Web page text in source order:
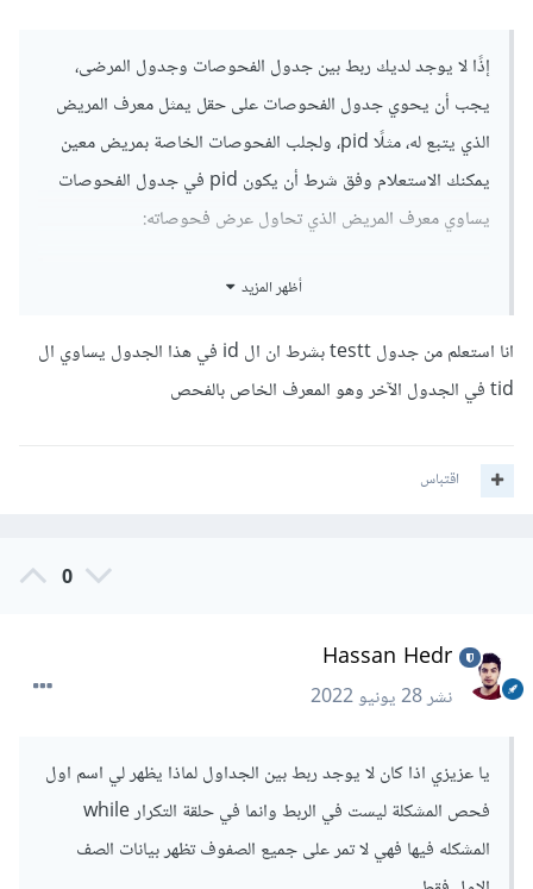
إذًا لا يوجد لديك ربط بين جدول الفحوصات وجدول المرضى،
يجب أن يحوي جدول الفحوصات على حقل يمثل معرف المريض
الذي يتبع له، مثلًا pid، ولجلب الفحوصات الخاصة بمريض معين
يمكنك الاستعلام وفق شرط أن يكون pid في جدول الفحوصات
يساوي معرف المريض الذي تحاول عرض فحوصاته:
معرف
المريض
أظهر المزيد
انا استعلم من جدول testt بشرط ان ال id في هذا الجدول يساوي ال
tid في الجدول الآخر وهو المعرف الخاص بالفحص
اقتباس
0
Hassan Hedr
نشر28 يونيو 2022
يا عزيزي اذا كان لا يوجد ربط بين الجداول لماذا يظهر لي اسم اول
فحص المشكلة ليست في الربط وانما في حلقة التكرار while
المشكله فيها فهي لا تمر على جميع الصفوف تظهر بيانات الصف